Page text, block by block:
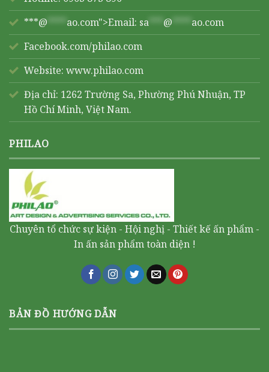
***@ **** ao.com">Email: sa *** @ **** ao.com
Facebook.com/philao.com
Website: www.philao.com
Địa chỉ: 1262 Trường Sa, Phường Phú Nhuận, TP
Hồ Chí Minh, Việt Nam.
PHILAO
Chuyên tổ chức sự kiện - Hội nghị - Thiết kế ấn phẩm -
In ấn sản phẩm toàn diện !
BẢN ĐỒ HƯỚNG DẪN